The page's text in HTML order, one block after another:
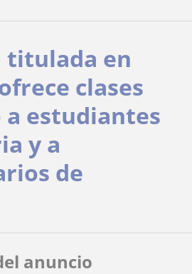
titulada en
clases
a estudiantes
y a
de
anuncio